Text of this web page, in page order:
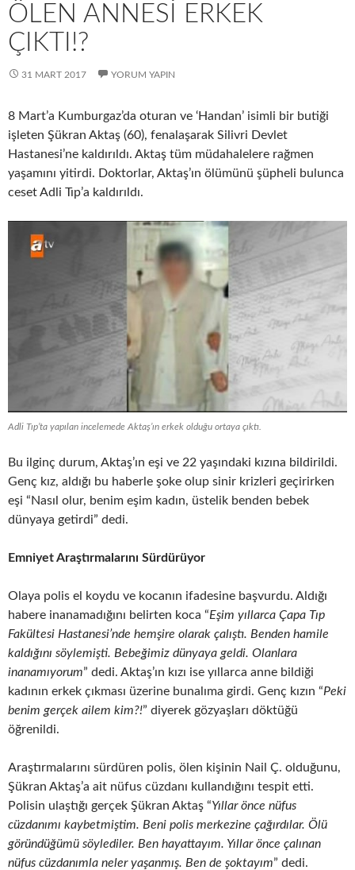
ÖLEN ANNESI ERKEK
ÇIKTI!?
31 MART 2017 YORUM YAPIN
8 Mart’a Kumburgaz’da oturan ve ‘Handan’ isimli bir butiği
işleten Şükran Aktaş (60), fenalaşarak Silivri Devlet
Hastanesi’ne kaldırıldı. Aktaş tüm müdahalelere rağmen
yaşamını yitirdi. Doktorlar, Aktaş’ın ölümünü şüpheli bulunca
ceset Adli Tıp’a kaldırıldı.
Adli Tıp’ta yapılan incelemede Aktaş’ın erkek olduğu ortaya çıktı.
Bu ilginç durum, Aktaş’ın eşi ve 22 yaşındaki kızına bildirildi.
Genç kız, aldığı bu haberle şoke olup sinir krizleri geçirirken
eşi “Nasıl olur, benim eşim kadın, üstelik benden bebek
dünyaya getirdi” dedi.
Emniyet Araştırmalarını Sürdürüyor
Olaya polis el koydu ve kocanın ifadesine başvurdu. Aldığı
habere inanamadığını belirten koca “Eşim yıllarca Çapa Tıp
Fakültesi Hastanesi’nde hemşire olarak çalıştı. Benden hamile
kaldığını söylemişti. Bebeğimiz dünyaya geldi. Olanlara
inanamıyorum” dedi. Aktaş’ın kızı ise yıllarca anne bildiği
kadının erkek çıkması üzerine bunalıma girdi. Genç kızın “Peki
benim gerçek ailem kim?!” diyerek gözyaşları döktüğü
öğrenildi.
Araştırmalarını sürdüren polis, ölen kişinin Nail Ç. olduğunu,
Şükran Aktaş’a ait nüfus cüzdanı kullandığını tespit etti.
Polisin ulaştığı gerçek Şükran Aktaş “Yıllar önce nüfus
cüzdanımı kaybetmiştim. Beni polis merkezine çağırdılar. Ölü
göründüğümü söylediler. Ben hayattayım. Yıllar önce çalınan
nüfus cüzdanımla neler yaşanmış. Ben de şoktayım” dedi.